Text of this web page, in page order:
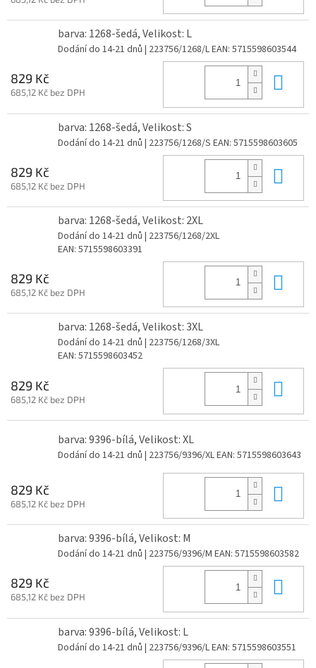
barva: 1268-šedá, Velikost: L
Dodání do 14-21 dnů | 223756/1268/LEAN: 5715598603544
829 Kč
685,12 Kč bez DPH
barva: 1268-šedá, Velikost: S
Dodání do 14-21 dnů | 223756/1268/S EAN: 5715598603605
829 Kč
685,12 Kč bez DPH
barva: 1268-šedá, Velikost: 2XL
Dodání do 14-21 dnů | 223756/1268/2XL
EAN: 5715598603391
829 Kč
685,12 Kč bez DPH
barva: 1268-šedá, Velikost: 3XL
Dodání do 14-21 dnů | 223756/1268/3XL
EAN: 5715598603452
829 Kč
685,12 Kč bez DPH
barva: 9396-bílá, Velikost: XL
Dodání do 14-21 dnů | 223756/9396/XLEAN: 5715598603643
829 Kč
685,12 Kč bez DPH
barva: 9396-bílá, Velikost: M
Dodání do 14-21 dnů | 223756/9396/M EAN: 5715598603582
829 Kč
685,12 Kč bez DPH
barva: 9396-bílá, Velikost: L
Dodání do 14-21 dnů | 223756/9396/LEAN: 5715598603551